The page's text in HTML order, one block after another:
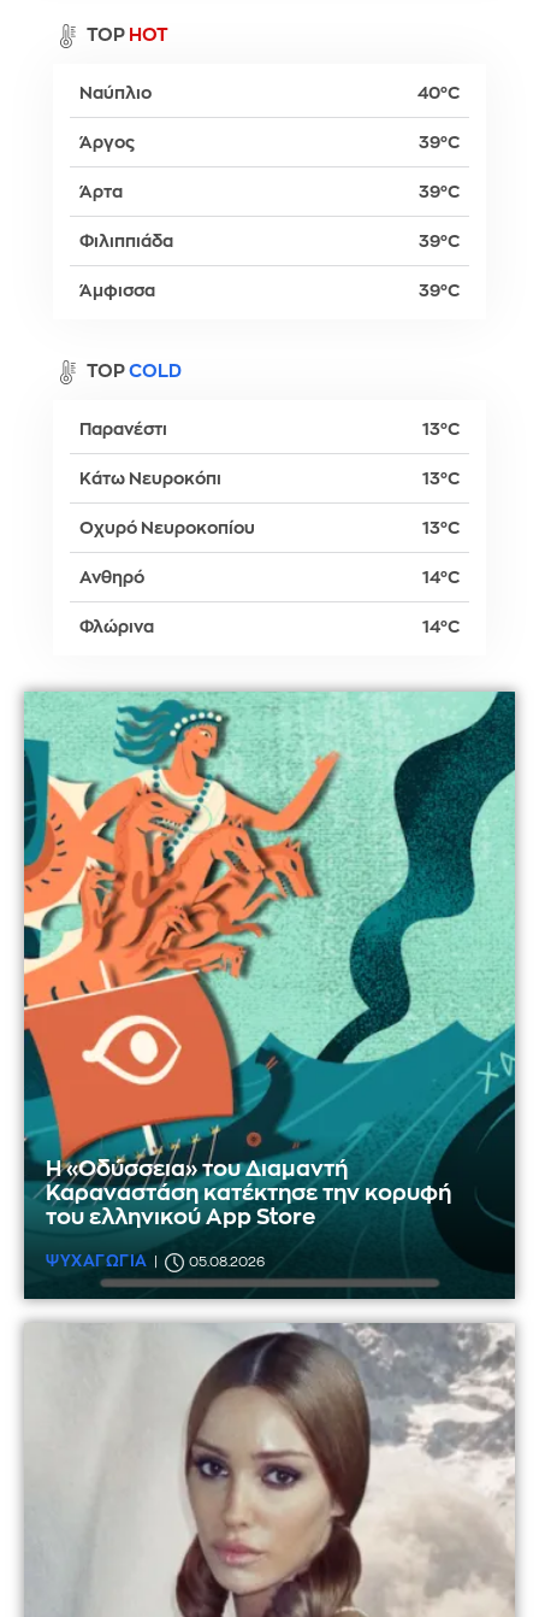
TOP HOT
Ναύπλιο 40°C
Άργος 39°C
Άρτα 39°C
Φιλιππιάδα 39°C
Άμφισσα 39°C
TOP COLD
Παρανέστι 13°C
Κάτω Νευροκόπι 13°C
Οχυρό Νευροκοπίου 13°C
Ανθηρό 14°C
Φλώρινα 14°C
Η «Οδύσσεια» του Διαμαντή
Καραναστάση κατέκτησε την κορυφή
του ελληνικού App Store
ΨΥΧΑΓΩΓΙΑ 05.08.2026